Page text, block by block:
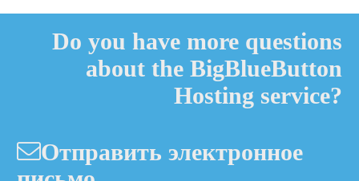
Do you have more questions
about the BigBlueButton
Hosting service?
Отправить электронное